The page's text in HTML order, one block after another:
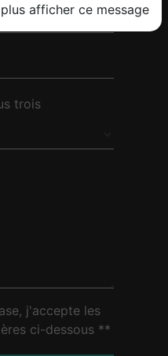
afficher ce message
trois
j'accepte les
ci-dessous **